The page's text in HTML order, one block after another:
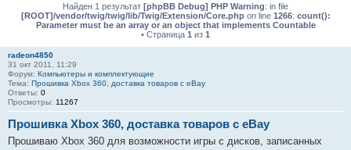
Найден 1 результат [phpBB Debug] PHP Warning: in file
[ROOT]/vendor/twig/twig/lib/Twig/Extension/Core.phpon line 1266: count():
Parameter must be an array or an object that implements Countable
• Страница 1 из 1
radeon4850
31 окт 2011, 11:29
Форум: Компьютеры и комплектующие
Тема: Прошивка Xbox 360, доставка товаров с eBay
Ответы: 0
Просмотры: 11267
Прошивка Xbox 360, доставка товаров с eBay
Прошиваю Xbox 360 для возможности игры с дисков, записанных